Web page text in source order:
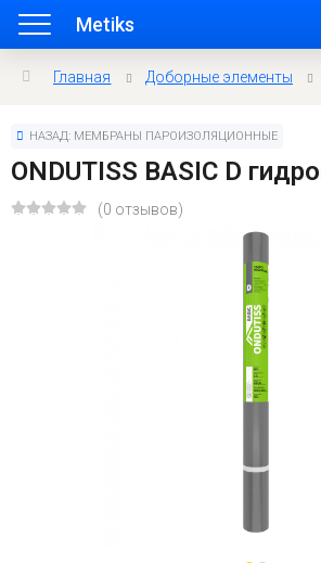
Metiks
Главная Доборные элементы
НАЗАД: МЕМБРАНЫ ПАРОИЗОЛЯЦИОННЫЕ
ONDUTISS BASIC D
(0 отзывов)